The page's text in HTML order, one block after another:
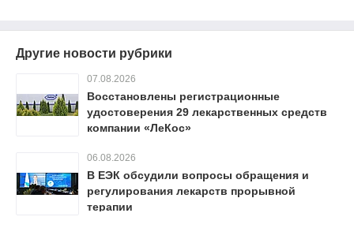
Другие новости рубрики
07.08.2026
Восстановлены регистрационные
удостоверения 29 лекарственных средств
компании «ЛеКос»
06.08.2026
В ЕЭК обсудили вопросы обращения и
регулирования лекарств прорывной
терапии